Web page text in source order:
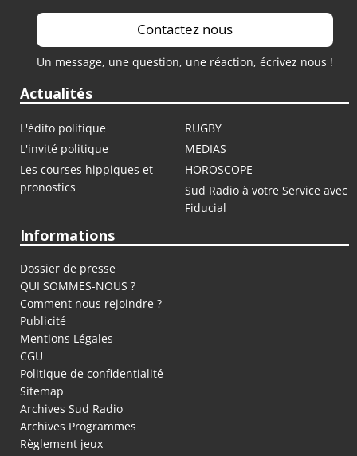
Contactez nous
Un message, une question, une réaction, écrivez nous !
Actualités
L'édito politique
RUGBY
L'invité politique
MEDIAS
Les courses hippiques et
pronostics
HOROSCOPE
Sud Radio à votre Service avec
Fiducial
Informations
Dossier de presse
QUI SOMMES-NOUS ?
Comment nous rejoindre ?
Publicité
Mentions Légales
CGU
Politique de confidentialité
Sitemap
Archives Sud Radio
Archives Programmes
Règlement jeux